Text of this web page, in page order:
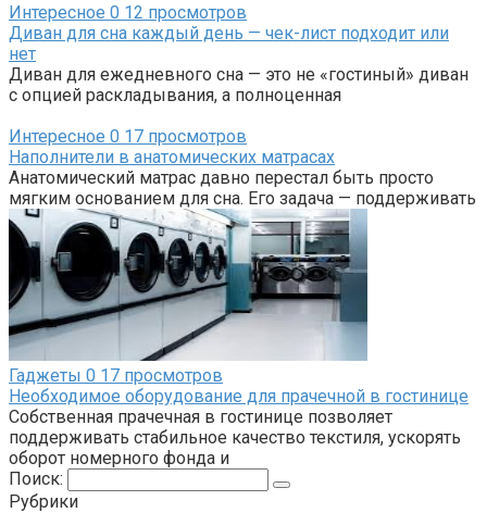
Интересное 0 12 просмотров
Диван для сна каждый день — чек-лист подходит или
нет
Диван для ежедневного сна — это не «гостиный» диван
с опцией раскладывания, а полноценная
Интересное 0 17 просмотров
Наполнители в анатомических матрасах
Анатомический матрас давно перестал быть просто
мягким основанием для сна. Его задача — поддерживать
Гаджеты 0 17 просмотров
Необходимое оборудование для прачечной в гостинице
Собственная прачечная в гостинице позволяет
поддерживать стабильное качество текстиля, ускорять
оборот номерного фонда и
Поиск:
Рубрики